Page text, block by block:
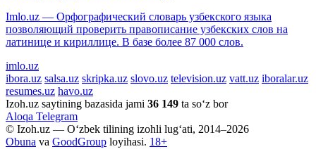
Imlo.uz — Орфографический словарь узбекского языка
позволяющий проверить правописание узбекских слов на
латинице и кириллице. В базе более 87 000 слов.
imlo.uz
ibora.uz salsa.uz skripka.uz slovo.uz television.uz vatt.uz iboralar.uz
resumes.uz havo.uz
Izoh.uz saytining bazasida jami 36 149 ta so‘z bor
Aloqa Telegram
© Izoh.uz — O‘zbek tilining izohli lug‘ati, 2014–2026
Obuna va GoodGroup loyihasi. 18+